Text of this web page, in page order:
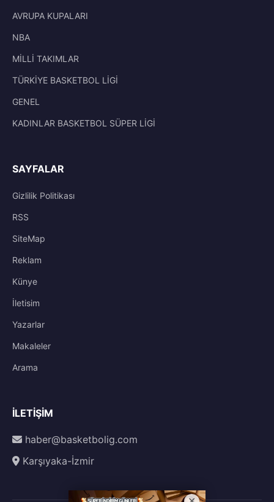
AVRUPA KUPALARI
NBA
MİLLİ TAKIMLAR
TÜRKİYE BASKETBOL LİGİ
GENEL
KADINLAR BASKETBOL SÜPER LİGİ
SAYFALAR
Gizlilik Politikası
RSS
SiteMap
Reklam
Künye
İletisim
Yazarlar
Makaleler
Arama
İLETIŞIM
haber@basketbolig.com
Karşıyaka-İzmir